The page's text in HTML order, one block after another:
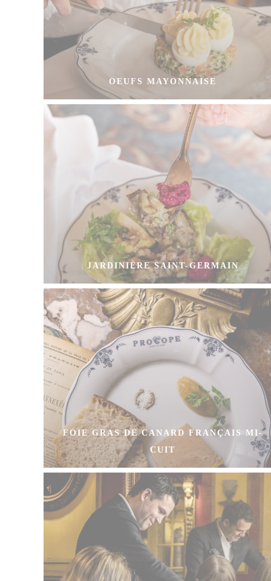
OEUFS MAYONNAISE
JARDINIÈRE SAINT-GERMAIN
FOIE GRAS DE CANARD FRANÇAIS MI-
CUIT